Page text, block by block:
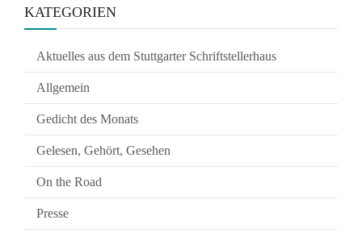
KATEGORIEN
Aktuelles aus dem Stuttgarter Schriftstellerhaus
Allgemein
Gedicht des Monats
Gelesen, Gehört, Gesehen
On the Road
Presse